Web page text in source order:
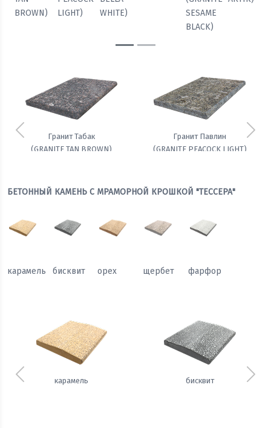
BROWN)
LIGHT)
WHITE)
SESAME
BLACK)
Гранит Табак
(GRANITE TAN BROWN)
Гранит Павлин
(GRANITE PEACOCK LIGHT)
Предыдущий
БЕТОННЫЙ КАМЕНЬ С МРАМОРНОЙ КРОШКОЙ "ТЕССЕРА"
карамель бисквит орех щербет фарфор
карамель бисквит
Предыдущий